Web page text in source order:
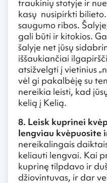
traukinių stotyje ir
kasų nusipirkti
saugumo ribos.
gali būti ir kitokios.
šalyje net jūsų
iššaukiančiai
atsižvelgti į vietinius
vėl gi pakalbėję su
nereikia leisti, kad
kelią į Kelią.
8. Leisk kuprinei
lengviau kvėpuosite
nereikalingais
keliauti lengvai. Kai
kuprinę tilpdavo ir
džiovintuvas, ir dar